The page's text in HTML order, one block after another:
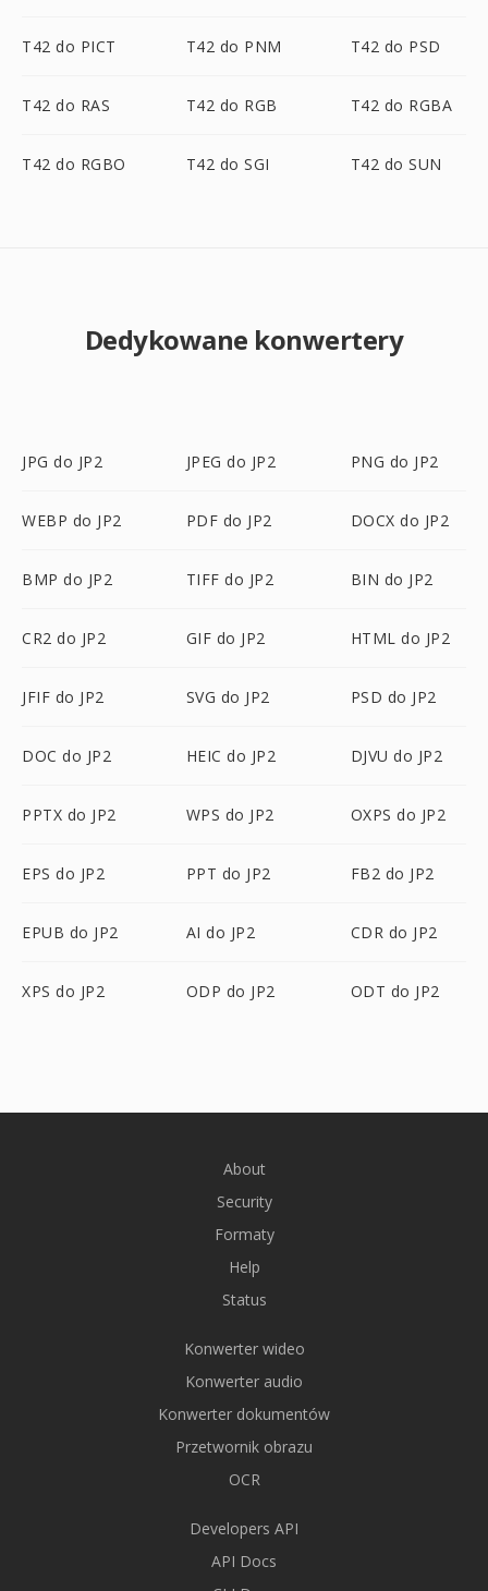
T42 do PICT T42 do PNM T42 do PSD
T42 do RAS T42 do RGB T42 do RGBA
T42 do RGBO T42 do SGI T42 do SUN
Dedykowane konwertery
JPG do JP2 JPEG do JP2 PNG do JP2
WEBP do JP2 PDF do JP2 DOCX do JP2
BMP do JP2 TIFF do JP2 BIN do JP2
CR2 do JP2 GIF do JP2 HTML do JP2
JFIF do JP2 SVG do JP2 PSD do JP2
DOC do JP2 HEIC do JP2 DJVU do JP2
PPTX do JP2 WPS do JP2 OXPS do JP2
EPS do JP2 PPT do JP2 FB2 do JP2
EPUB do JP2 AI do JP2 CDR do JP2
XPS do JP2 ODP do JP2 ODT do JP2
About
Security
Formaty
Help
Status
Konwerter wideo
Konwerter audio
Konwerter dokumentów
Przetwornik obrazu
OCR
Developers API
API Docs